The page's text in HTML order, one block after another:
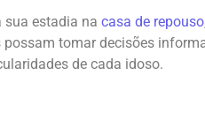
sua estadia na casa de repouso
tomar decisões
de cada idoso.